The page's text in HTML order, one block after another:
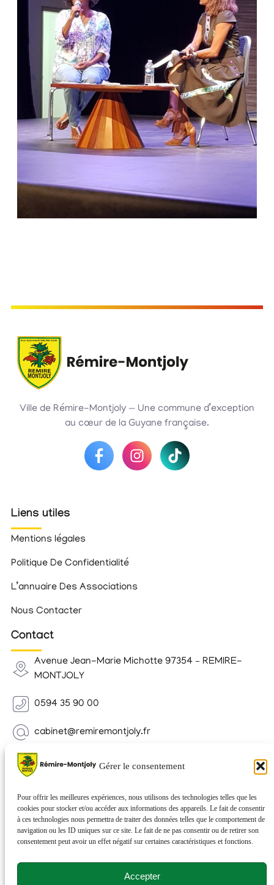
Gérer le consentement
Pour offrir les meilleures expériences, nous utilisons des technologies telles que les
cookies pour stocker et/ou accéder aux informations des appareils. Le fait de consentir
à ces technologies nous permettra de traiter des données telles que le comportement de
navigation ou les ID uniques sur ce site. Le fait de ne pas consentir ou de retirer son
consentement peut avoir un effet négatif sur certaines caractéristiques et fonctions.
Accepter
Ville de Rémire-Montjoly — Une commune d’exception
au cœur de la Guyane française.
Liens utiles
Mentions légales
Politique De Confidentialité
L’annuaire Des Associations
Nous Contacter
Contact
Avenue Jean-Marie Michotte 97354 – REMIRE-
MONTJOLY
0594 35 90 00
cabinet@remiremontjoly.fr
Newsletter
nouvelles de votre commune.